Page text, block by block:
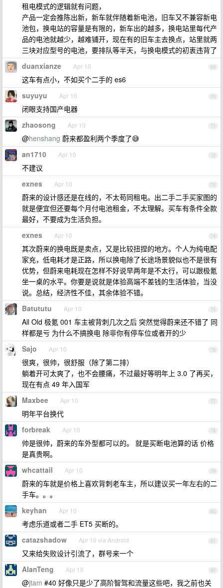
租电模式的逻辑就有问题，
产品一定会推陈出新，新车就伴随着新电池，旧车又不兼容新电
池包，换电站的容量是有限的，新车出的越多，换电站里每代产
品的电池就越少，越难铺开，现在有的旧车主去换点，站里就两
三块对应型号的电池，要排队等半天，与换电模式的初衷违背了
69
duanxianze Apr 10
这车有点小，不如买个二手的 es6
70
suyuyu Apr 10
闭眼支持国产电器
71
zhaosong Apr 10
@henshang 蔚来都盈利两个季度了😅
72
an1710 Apr 10
不建议
73
exnes Apr 10
蔚来的设计感还是在线的，不太苟同租电。出二手二手买家图的
就是便宜但还要每个月付电池租金，不太理解。买车有条件全款
最好，不要成为生活负担。
74
exnes Apr 10
其次蔚来的换电既是卖点，又是比较扭捏的地方。个人为纯电配
家充，低电耗才是正路，所以换电除了长途场景貌似也不是很有
优势，但蔚来电耗现在怎样不好说早两年是不太行，可以跟极氪
坐一桌的水平。你要是说就是体验高端不差钱的生活体验，当没
说。总结，经济性不佳，其余体验不错。
75
Batututu Apr 10
All Old 极氪 001 车主被背刺几次之后 突然觉得蔚来还不错了 同
样都是亏 为什么不搞换电 除非你有停车位或者开的少
76
Sajo Apr 10
很爽，很帅，很舒服（除了第二排）
躺着开可太爽了，也不会腰痛，不过最好等明年上 3.0 了再买，
现在有点 49 年入国军
77
Maxbee Apr 10
明年平台换代
78
forbreak Apr 10
帅是很帅，蔚来的车外型都可以的。 就是买断电池算的话 价格
是真贵啊。
79
whcattail Apr 10
蔚来的车就是价格上喜欢背刺老车主，所以建议买一年左右的二
手车。。。
80
keyhan Apr 10
考虑乐道或者二手 ET5 买断的。
81
catazshadow Apr 10 via Android
又来给失败设计引流了，群号来一个
82
AlanTeng Apr 10
@jtam #40 好像只是少了高阶智驾和流量这些吧，我之前也关